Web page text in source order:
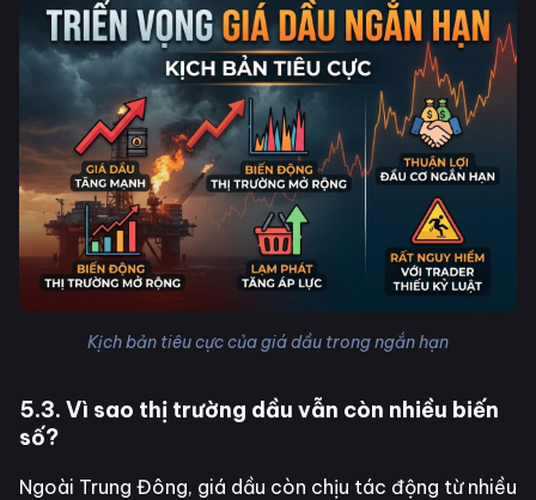
Kịch bản tiêu cực của giá dầu trong ngắn hạn
5.3. Vì sao thị trường dầu vẫn còn nhiều biến
số?
Ngoài Trung Đông, giá dầu còn chịu tác động từ nhiều